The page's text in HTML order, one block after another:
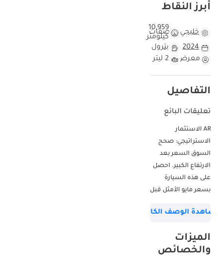
أبرز النقاط
خليجي مواصفات
10,959
كيلومتر
2024
بترول
معرض
2 ليتر
التفاصيل
تعليقات البائع
AR الاستثمار
الاستراتيجي: صحح
السوق السعر بعد
الارتفاع الكبير. احصل
على هذه السيارة
بسعر مايو الأمثل قبل
العالمي من السيارات
الجولف R ليست مجرد
سيارة رياضية صغيرة،
الوصف الكامل
الميزات
والخصائص